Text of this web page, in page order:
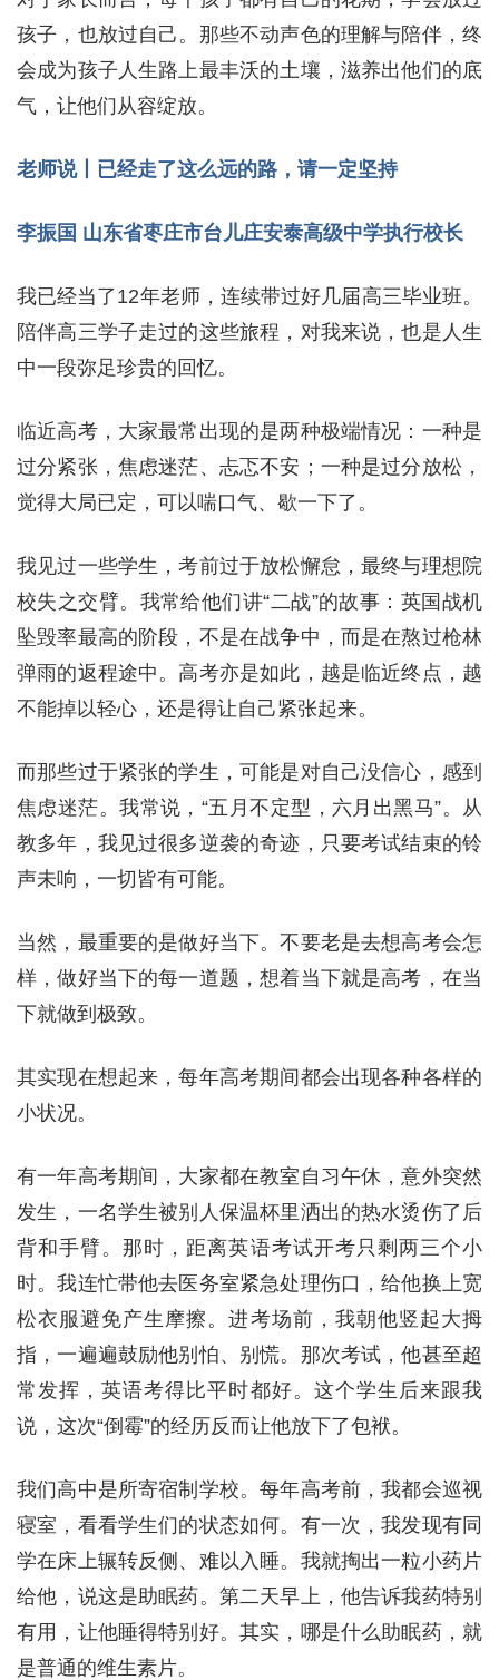
孩子，也放过自己。那些不动声色的理解与陪伴，终
会成为孩子人生路上最丰沃的土壤，滋养出他们的底
气，让他们从容绽放。
老师说丨已经走了这么远的路，请一定坚持
李振国 山东省枣庄市台儿庄安泰高级中学执行校长
我已经当了12年老师，连续带过好几届高三毕业班。
陪伴高三学子走过的这些旅程，对我来说，也是人生
中一段弥足珍贵的回忆。
临近高考，大家最常出现的是两种极端情况：一种是
过分紧张，焦虑迷茫、忐忑不安；一种是过分放松，
觉得大局已定，可以喘口气、歇一下了。
我见过一些学生，考前过于放松懈怠，最终与理想院
校失之交臂。我常给他们讲“二战”的故事：英国战机
坠毁率最高的阶段，不是在战争中，而是在熬过枪林
弹雨的返程途中。高考亦是如此，越是临近终点，越
不能掉以轻心，还是得让自己紧张起来。
而那些过于紧张的学生，可能是对自己没信心，感到
焦虑迷茫。我常说，“五月不定型，六月出黑马”。从
教多年，我见过很多逆袭的奇迹，只要考试结束的铃
声未响，一切皆有可能。
当然，最重要的是做好当下。不要老是去想高考会怎
样，做好当下的每一道题，想着当下就是高考，在当
下就做到极致。
其实现在想起来，每年高考期间都会出现各种各样的
小状况。
有一年高考期间，大家都在教室自习午休，意外突然
发生，一名学生被别人保温杯里洒出的热水烫伤了后
背和手臂。那时，距离英语考试开考只剩两三个小
时。我连忙带他去医务室紧急处理伤口，给他换上宽
松衣服避免产生摩擦。进考场前，我朝他竖起大拇
指，一遍遍鼓励他别怕、别慌。那次考试，他甚至超
常发挥，英语考得比平时都好。这个学生后来跟我
说，这次“倒霉”的经历反而让他放下了包袱。
我们高中是所寄宿制学校。每年高考前，我都会巡视
寝室，看看学生们的状态如何。有一次，我发现有同
学在床上辗转反侧、难以入睡。我就掏出一粒小药片
给他，说这是助眠药。第二天早上，他告诉我药特别
有用，让他睡得特别好。其实，哪是什么助眠药，就
是普通的维生素片。